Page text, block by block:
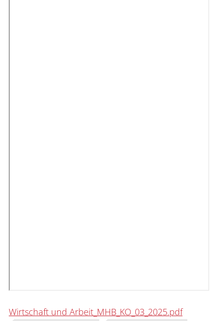
Wirtschaft und Arbeit_MHB_KO_03_2025.pdf